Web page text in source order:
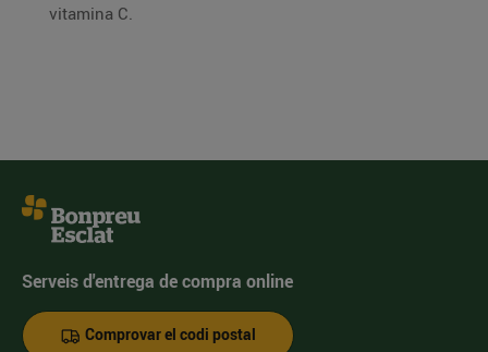
vitamina C.
Serveis d'entrega de compra online
Comprovar el codi postal